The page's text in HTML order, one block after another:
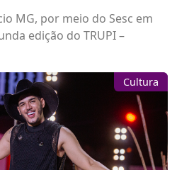
MG, por meio do Sesc em
edição do TRUPI –
Cultura